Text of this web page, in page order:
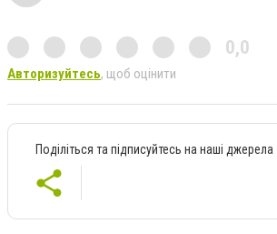
0,0
Авторизуйтесь, щоб оцінити
Поділіться та підписуйтесь на наші джерела